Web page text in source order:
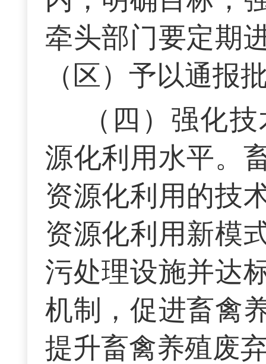
牵头部门要定期
（区）予以通报
（四）强化
源化利用水平。
资源化利用的技
资源化利用新模
污处理设施并达
机制，促进畜禽
提升畜禽养殖废